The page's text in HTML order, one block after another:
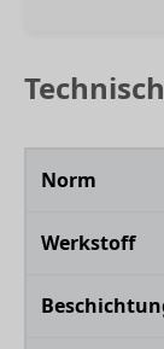
Norm
Werkstoff